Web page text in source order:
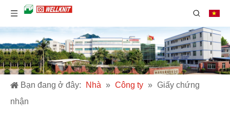
Bạn đang ở đây: Nhà » Công ty » Giấy chứng
nhận